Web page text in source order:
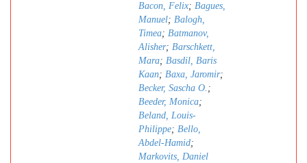
Bacon, Felix; Bagues,
Manuel; Balogh,
Timea; Batmanov,
Alisher; Barschkett,
Mara; Basdil, Baris
Kaan; Baxa, Jaromir;
Becker, Sascha O. ;
Beeder, Monica;
Beland, Louis-
Philippe; Bello,
Abdel-Hamid;
Markovits, Daniel